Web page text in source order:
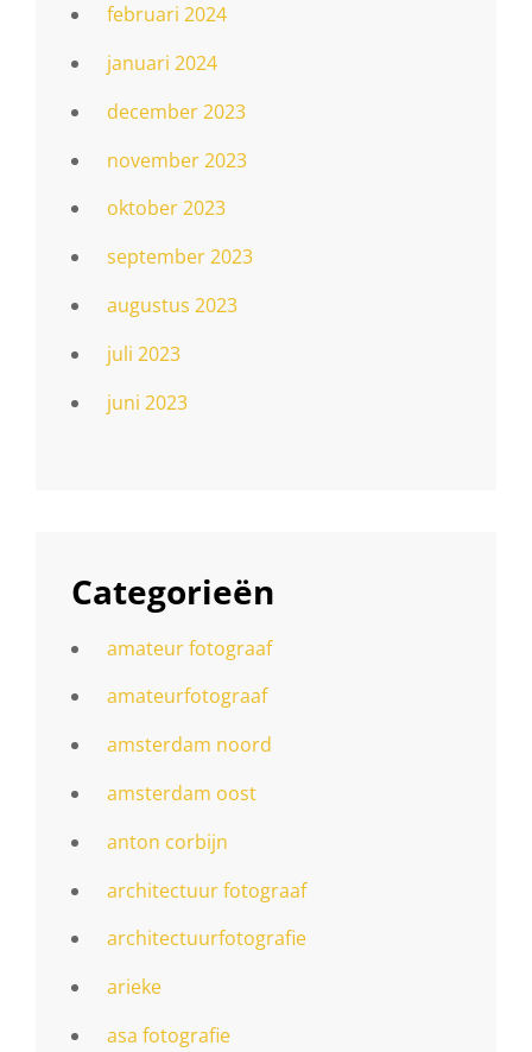
februari 2024
januari 2024
december 2023
november 2023
oktober 2023
september 2023
augustus 2023
juli 2023
juni 2023
Categorieën
amateur fotograaf
amateurfotograaf
amsterdam noord
amsterdam oost
anton corbijn
architectuur fotograaf
architectuurfotografie
arieke
asa fotografie